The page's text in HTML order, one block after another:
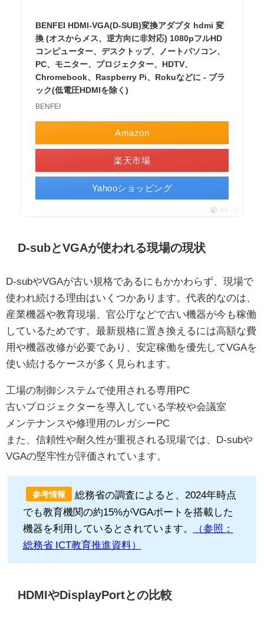
BENFEI HDMI-VGA(D-SUB)変換アダプタ hdmi 変
換 (オスからメス、逆方向に非対応) 1080pフルHD
コンピューター、デスクトップ、ノートパソコン、
PC、モニター、プロジェクター、HDTV、
Chromebook、Raspberry Pi、Rokuなどに - ブラ
ック(低電圧HDMIを除く)
BENFEI
Amazon
楽天市場
Yahooショッピング
ポチップ
D-subとVGAが使われる現場の現状
D-subやVGAが古い規格であるにもかかわらず、現場で
使われ続ける理由はいくつかあります。代表的なのは、
産業機器や教育現場、官公庁などで古い機器が今も稼働
しているためです。最新規格に置き換えるには高額な費
用や機器改修が必要であり、安定稼働を優先してVGAを
使い続けるケースが多く見られます。
工場の制御システムで使用される専用PC
古いプロジェクターを導入している学校や会議室
メンテナンスや修理用のレガシーPC
また、信頼性や耐久性が重視される現場では、D-subや
VGAの堅牢性が評価されています。
参考情報
総務省の調査によると、2024年時点
でも教育機関の約15%がVGAポートを搭載した
機器を利用しているとされています。
（参照：
総務省 ICT教育推進資料）
HDMIやDisplayPortとの比較